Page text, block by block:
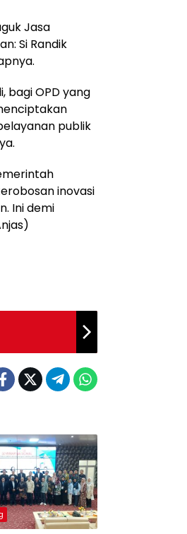
Jasa
Si Randik
bagi OPD yang
publik
inovasi
Ini demi